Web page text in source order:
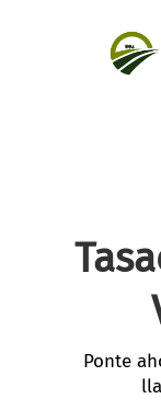
Ponte